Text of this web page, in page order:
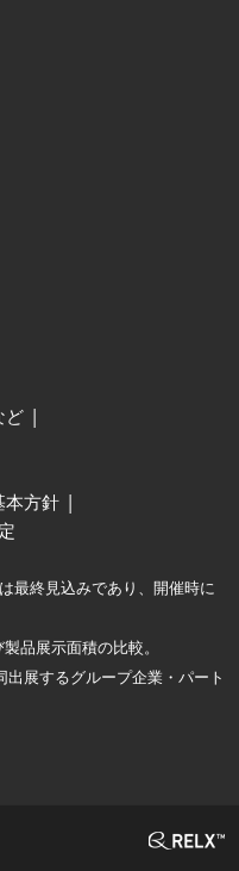
ど
本方針
最終見込みであり、開催時に
品展示面積の比較。
展するグループ企業・パート